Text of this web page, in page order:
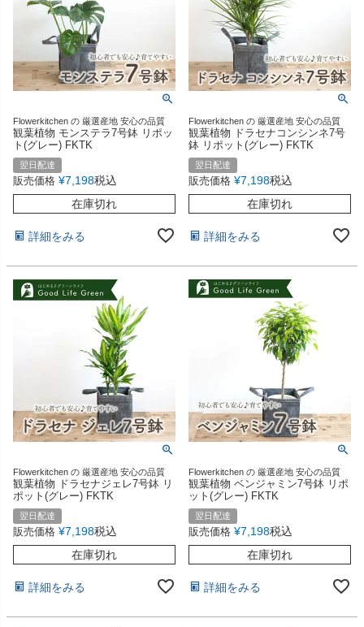
Flowerkitchen の 厳選産地 安心の品質
観葉植物 モンステラ7号鉢 リポッ
ト(グレー) FKTK
翌日配達
販売価格 ¥7,198税込
在庫切れ
詳細をみる
Flowerkitchen の 厳選産地 安心の品質
観葉植物 ドラセナコンシンネ7号
鉢 リポット(グレー) FKTK
翌日配達
販売価格 ¥7,198税込
在庫切れ
詳細をみる
Flowerkitchen の 厳選産地 安心の品質
観葉植物 ドラセナジェレ7号鉢 リ
ポット(グレー) FKTK
翌日配達
販売価格 ¥7,198税込
在庫切れ
詳細をみる
Flowerkitchen の 厳選産地 安心の品質
観葉植物 ベンジャミン7号鉢 リポ
ット(グレー) FKTK
翌日配達
販売価格 ¥7,198税込
在庫切れ
詳細をみる